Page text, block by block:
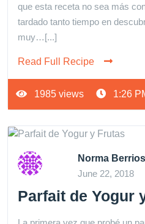
que esta receta no sea más
tardado tanto tiempo en
muy…[...]
Read Full Recipe
1985 views 1:26
Norma Berrios
June 22, 2018
Parfait de Yogur